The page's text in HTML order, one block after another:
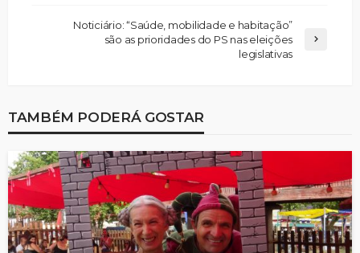
Noticiário: “Saúde, mobilidade e habitação”
são as prioridades do PS nas eleições
legislativas
TAMBÉM PODERÁ GOSTAR